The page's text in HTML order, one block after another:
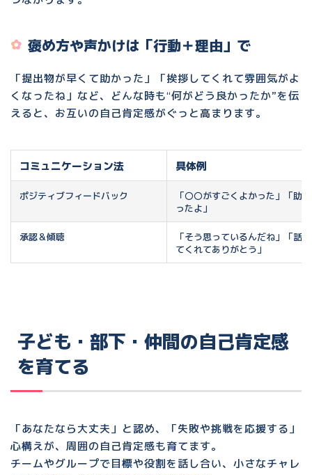
褒め方や声かけは「行動＋理由」で
「提出物が早くて助かった」「挨拶してくれて雰囲気がよ
くなったね」など、どんな時も“何がどう良かったか”を伝
えると、お互いの自己肯定感がぐっと高まります。
コミュニケーション法 具体例
ポジティブフィードバック
「〇〇がすごくよかった」「助か
ったよ」
承認＆傾聴
「そう思っているんだね」「話し
てくれてありがとう」
子ども・部下・仲間の自己肯定感
を育てる
「あなたなら大丈夫」と認め、「失敗や挑戦を応援する」
心構えが、周囲の自己肯定感も育てます。
チームやグループで目標や役割を話し合い、小さなチャレ